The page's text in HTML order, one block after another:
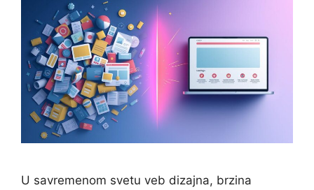
U savremenom svetu veb dizajna, brzina